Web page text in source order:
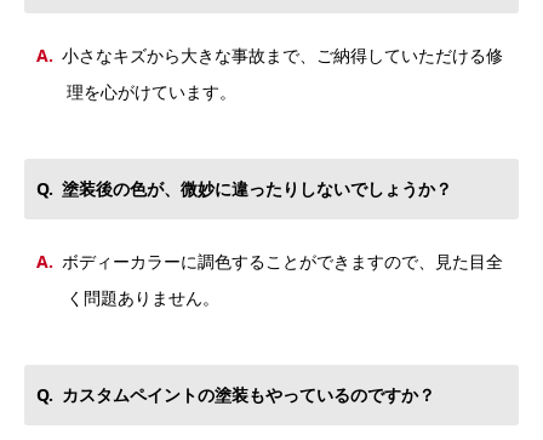
小さなキズから大きな事故まで、ご納得していただける修
理を心がけています。
塗装後の色が、微妙に違ったりしないでしょうか？
ボディーカラーに調色することができますので、見た目全
く問題ありません。
カスタムペイントの塗装もやっているのですか？